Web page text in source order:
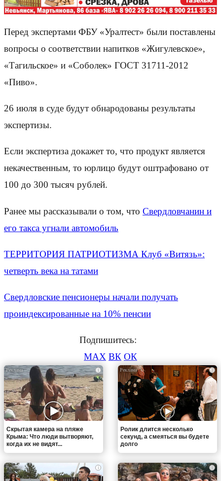
Перед экспертами ФБУ «Уралтест» были поставлены
вопросы о соответствии напитков «Жигулевское»,
«Тагильское» и «Соболек» ГОСТ 31711-2012
«Пиво».
26 июля в суде будут обнародованы результаты
экспертизы.
Если экспертиза докажет то, что продукт является
некачественным, то юрлицо будут оштрафовано от
100 до 300 тысяч рублей.
Ранее мы рассказывали о том, что Свердловчанин и
его такса угнали автомобиль
ТЕРРИТОРИЯ ПАТРИОТИЗМА Клуб «Витязь»:
четверть века на татами
Свердловские пенсионеры начали получать
проиндексированные на 10% пенсии
Подпишитесь:
MAX ВК ОК
i
Скрытая камера на пляже
Крыма: Что люди вытворяют,
когда их не видят...
i
Ролик длится несколько
секунд, а смеяться вы будете
долго
i i